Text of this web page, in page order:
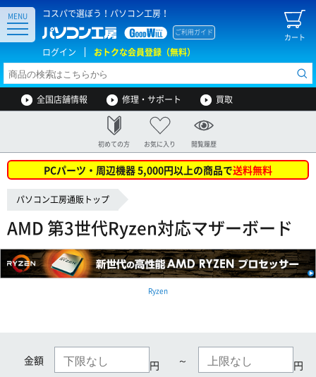
コスパで選ぼう！パソコン工房！
カート
ご利用ガイド
ログイン おトクな会員登録（無料）
MENU
全国店舗情報 修理・サポート 買取
初めての方 お気に入り 閲覧履歴
PCパーツ・周辺機器 5,000円以上の商品で送料無料
パソコン工房通販トップ
AMD 第3世代Ryzen対応マザーボード
Ryzen
金額 円 ～ 円